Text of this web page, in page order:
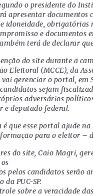
o presidente do
apresentar documentos
idoneidade, obrigatórias
e documentos
terá de declarar
do site durante a
Eleitoral (MCCE), da
gerenciar o portal, em
sejam
adversários
e deputado federal.
é que esse portal ajude
para o eleitor –
do site, Caio Magri,
pelos candidatos serão
PUC-SP.
sobre a veracidade